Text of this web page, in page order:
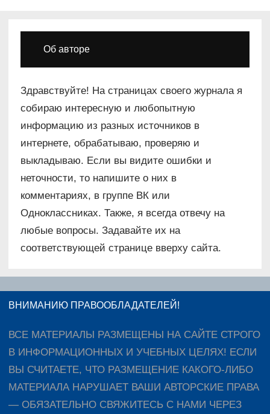
Об авторе
Здравствуйте! На страницах своего журнала я
собираю интересную и любопытную
информацию из разных источников в
интернете, обрабатываю, проверяю и
выкладываю. Если вы видите ошибки и
неточности, то напишите о них в
комментариях, в группе ВК или
Одноклассниках. Также, я всегда отвечу на
любые вопросы. Задавайте их на
соответствующей странице вверху сайта.
ВНИМАНИЮ ПРАВООБЛАДАТЕЛЕЙ!
ВСЕ МАТЕРИАЛЫ РАЗМЕЩЕНЫ НА САЙТЕ СТРОГО
В ИНФОРМАЦИОННЫХ И УЧЕБНЫХ ЦЕЛЯХ! ЕСЛИ
ВЫ СЧИТАЕТЕ, ЧТО РАЗМЕЩЕНИЕ КАКОГО-ЛИБО
МАТЕРИАЛА НАРУШАЕТ ВАШИ АВТОРСКИЕ ПРАВА
— ОБЯЗАТЕЛЬНО СВЯЖИТЕСЬ С НАМИ ЧЕРЕЗ